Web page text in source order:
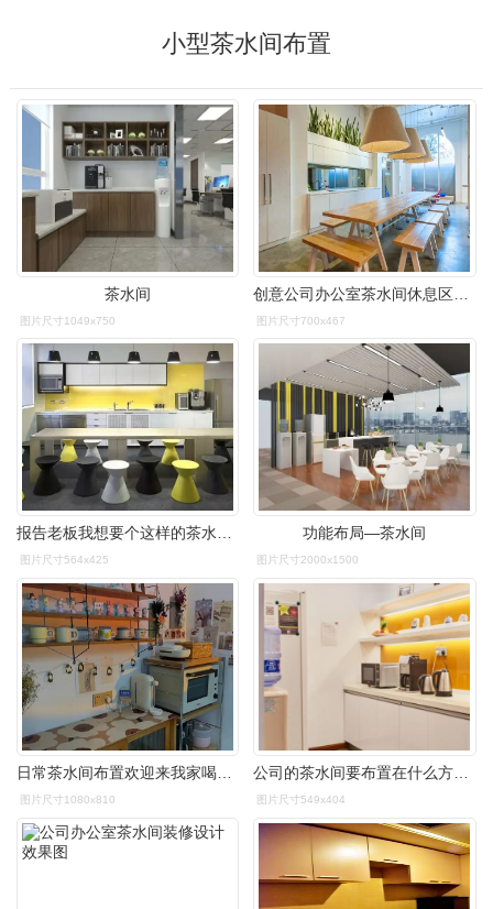
小型茶水间布置
茶水间
图片尺寸1049x750 图片尺寸700x467
报告老板我想要个这样的茶水间加班也愿意
图片尺寸564x425
功能布局—茶水间
图片尺寸2000x1500
图片尺寸1080x810 图片尺寸549x404